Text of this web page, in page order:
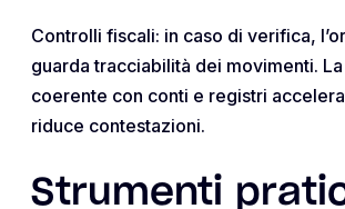
Controlli fiscali: in caso di verifica,
guarda tracciabilità dei movimenti.
coerente con conti e registri accelera
riduce contestazioni.
Strumenti